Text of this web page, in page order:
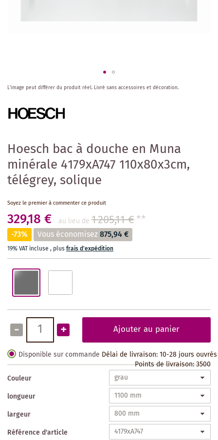
Hoesch bac à douche en Muna
minérale 4179xA747 110x80x3cm,
télégrey, solique
Soyez le premier à commenter ce produit
329,18 € au lieu de 1 205,11 €**
-73% Vous économisez875,94 €
19% VAT incluse , plusfrais d'expédition
- + Ajouter au panier
Disponible sur commande Délai de livraison: 10-28 jours ouvrés
Points de livraison:3500
Couleur
longueur
largeur
Référence d'article
Skip
beginning
images
gallery
L'image peut différer du produit réel. Livré sans accessoires et décoration.